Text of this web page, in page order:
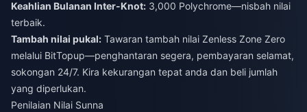
Keahlian Bulanan Inter-Knot: 3,000 Polychrome—nisbah nilai
terbaik.
Tambah nilai pukal: Tawaran tambah nilai Zenless Zone Zero
melalui BitTopup—penghantaran segera, pembayaran selamat,
sokongan 24/7. Kira kekurangan tepat anda dan beli jumlah
yang diperlukan.
Penilaian Nilai Sunna